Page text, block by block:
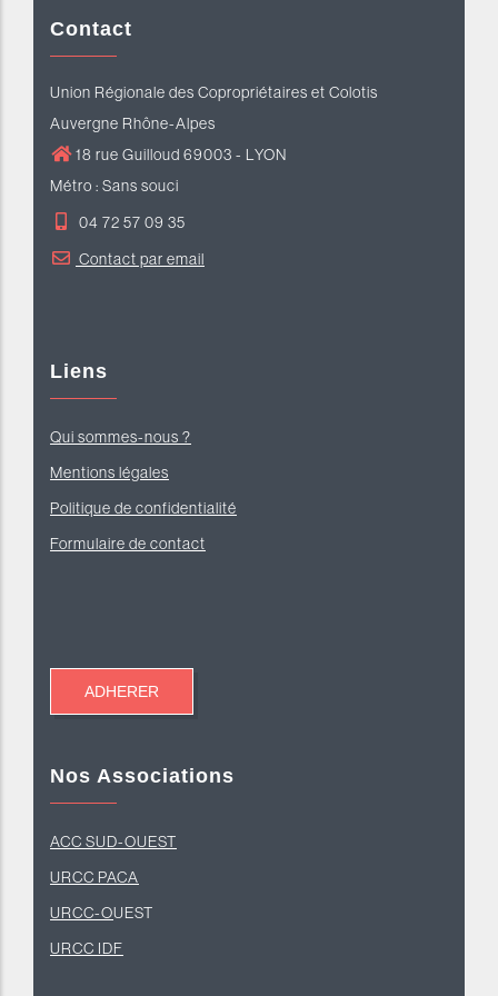
Contact
Union Régionale des Copropriétaires et Colotis
Auvergne Rhône-Alpes
18 rue Guilloud 69003 - LYON
Métro : Sans souci
04 72 57 09 35
Contact par email
Liens
Qui sommes-nous ?
Mentions légales
Politique de confidentialité
Formulaire de contact
Nos Associations
ACC SUD-OUEST
URCC PACA
URCC-OUEST
URCC IDF